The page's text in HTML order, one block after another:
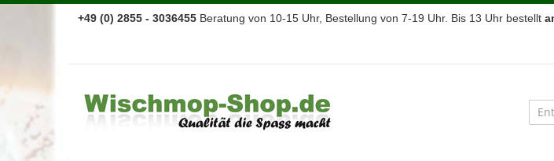
+49 (0) 2855 - 3036455 Beratung von 10-15 Uhr, Bestellung von 7-19 Uhr. Bis 13 Uhr bestellt